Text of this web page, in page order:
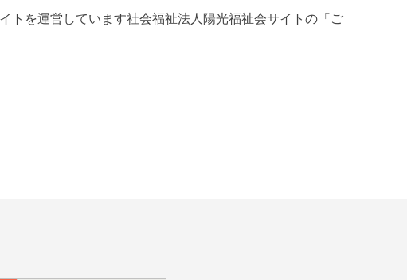
トを運営しています社会福祉法人陽光福祉会サイトの「ご